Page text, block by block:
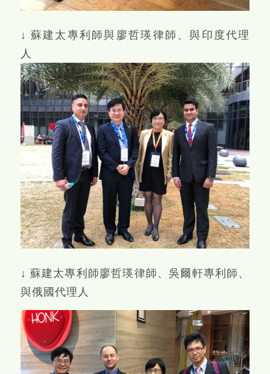
↓ 蘇建太專利師與廖哲瑛律師、與印度代理
人
↓ 蘇建太專利師廖哲瑛律師、吳爾軒專利師、
與俄國代理人